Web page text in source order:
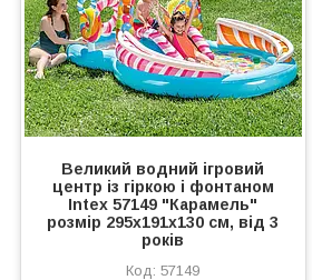
Великий водний ігровий
центр із гіркою і фонтаном
Intex 57149 "Карамель"
розмір 295х191х130 см, від 3
років
57149